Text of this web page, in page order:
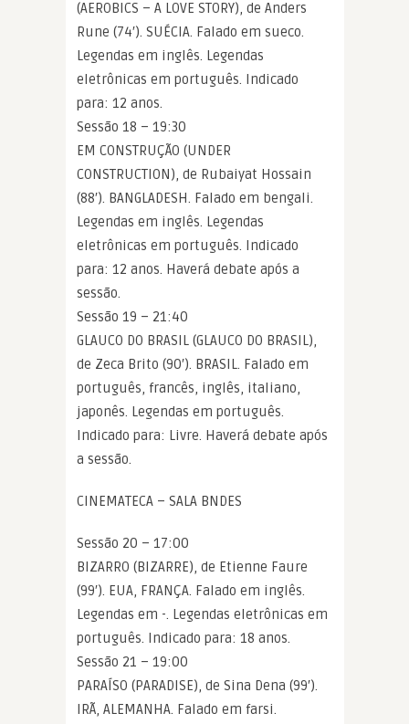
(AEROBICS – A LOVE STORY), de Anders
Rune (74′). SUÉCIA. Falado em sueco.
Legendas em inglês. Legendas
eletrônicas em português. Indicado
para: 12 anos.
Sessão 18 – 19:30
EM CONSTRUÇÃO (UNDER
CONSTRUCTION), de Rubaiyat Hossain
(88′). BANGLADESH. Falado em bengali.
Legendas em inglês. Legendas
eletrônicas em português. Indicado
para: 12 anos. Haverá debate após a
sessão.
Sessão 19 – 21:40
GLAUCO DO BRASIL (GLAUCO DO BRASIL),
de Zeca Brito (90′). BRASIL. Falado em
português, francês, inglês, italiano,
japonês. Legendas em português.
Indicado para: Livre. Haverá debate após
a sessão.
CINEMATECA – SALA BNDES
Sessão 20 – 17:00
BIZARRO (BIZARRE), de Etienne Faure
(99′). EUA, FRANÇA. Falado em inglês.
Legendas em -. Legendas eletrônicas em
português. Indicado para: 18 anos.
Sessão 21 – 19:00
PARAÍSO (PARADISE), de Sina Dena (99′).
IRÃ, ALEMANHA. Falado em farsi.